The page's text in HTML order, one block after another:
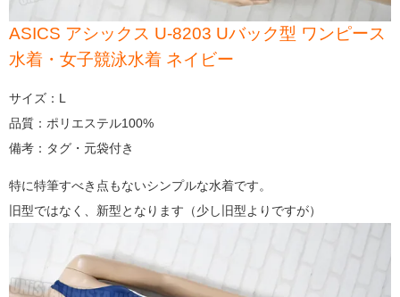
ASICS アシックス U-8203 Uバック型 ワンピース
水着・女子競泳水着 ネイビー
サイズ：L
品質：ポリエステル100%
備考：タグ・元袋付き
特に特筆すべき点もないシンプルな水着です。
旧型ではなく、新型となります（少し旧型よりですが）